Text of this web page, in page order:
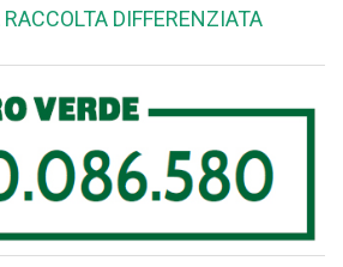
DIFFERENZIATA